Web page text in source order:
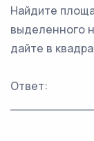
Найдите
выделенного
дайте в
Ответ: